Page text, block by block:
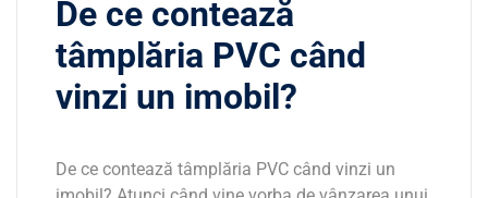
De ce contează
tâmplăria PVC când
vinzi un imobil?
De ce contează tâmplăria PVC când vinzi un